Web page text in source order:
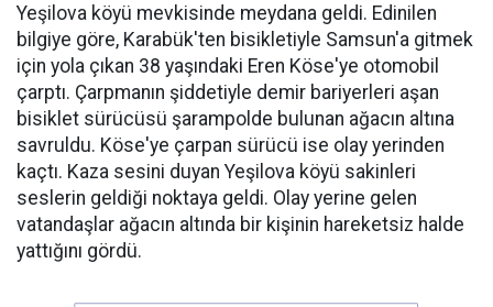
Yeşilova köyü mevkisinde meydana geldi. Edinilen
bilgiye göre, Karabük'ten bisikletiyle Samsun'a gitmek
için yola çıkan 38 yaşındaki Eren Köse'ye otomobil
çarptı. Çarpmanın şiddetiyle demir bariyerleri aşan
bisiklet sürücüsü şarampolde bulunan ağacın altına
savruldu. Köse'ye çarpan sürücü ise olay yerinden
kaçtı. Kaza sesini duyan Yeşilova köyü sakinleri
seslerin geldiği noktaya geldi. Olay yerine gelen
vatandaşlar ağacın altında bir kişinin hareketsiz halde
yattığını gördü.